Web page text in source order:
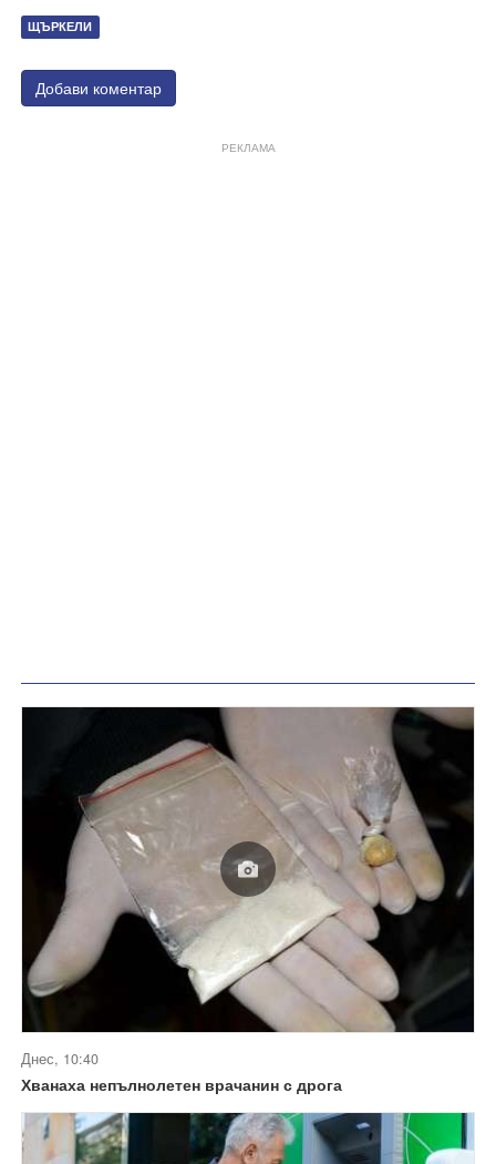
ЩЪРКЕЛИ
Добави коментар
РЕКЛАМА
Днес, 10:40
Хванаха непълнолетен врачанин с дрога